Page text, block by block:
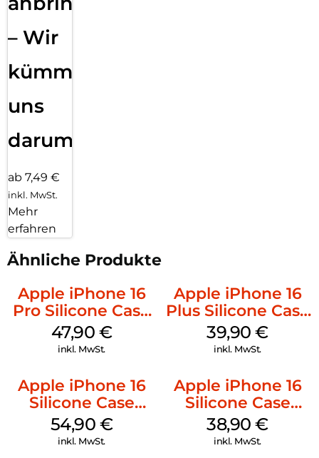
– Wir
kümmern
uns
darum!
ab 7,49 €
inkl. MwSt.
Mehr
erfahren
Ähnliche Produkte
Apple iPhone 16
Pro Silicone Case
MagSafe Denim
47,90 €
inkl. MwSt.
Apple iPhone 16
Plus Silicone Case
MagSafe Plum
39,90€
inkl. MwSt.
Apple iPhone 16
Silicone Case
MagSafe Black
54,90 €
inkl. MwSt.
Apple iPhone 16
Silicone Case
MagSafe
Ultramarine
38,90€
inkl. MwSt.